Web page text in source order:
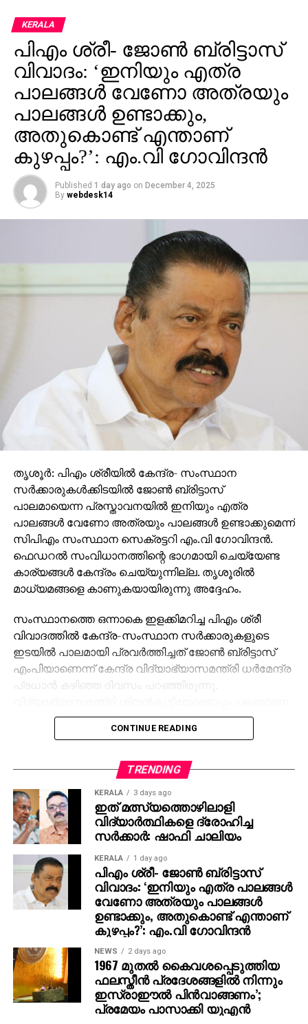
കൊല്ലപ്പെട്ടിരുന്നു. ഇതിനു പിന്നാലെ രണ്ടുമാസത്തെ
ഇടവേളയ്ക്കു ശേഷം വിജയ് പൊതുപരിപാടികളിൽ
സജീവമാകുന്നതിന്റെ ഭാഗമായാണ് പുതുച്ചേരിയിൽ
പൊതുയോഗം നടത്തുന്നത്.
KERALA
പിഎം ശ്രീ- ജോണ്‍ ബ്രിട്ടാസ്
വിവാദം: ‘ഇനിയും എത്ര
പാലങ്ങള്‍ വേണോ അത്രയും
പാലങ്ങള്‍ ഉണ്ടാക്കും,
അതുകൊണ്ട് എന്താണ്
കുഴപ്പം?’: എം.വി ഗോവിന്ദന്‍
Published 1 day ago on December 4, 2025
By webdesk14
തൃശൂർ: പിഎം ശ്രീയില്‍ കേന്ദ്ര- സംസ്ഥാന
സര്‍ക്കാരുകള്‍ക്കിടയില്‍ ജോണ്‍ ബ്രിട്ടാസ്
പാലമായെന്ന പ്രസ്താവനയില്‍ ഇനിയും എത്ര
പാലങ്ങള്‍ വേണോ അത്രയും പാലങ്ങള്‍ ഉണ്ടാക്കുമെന്ന്
സിപിഎം സംസ്ഥാന സെക്രട്ടറി എം.വി ഗോവിന്ദന്‍.
ഫെഡറല്‍ സംവിധാനത്തിന്റെ ഭാഗമായി ചെയ്യേണ്ട
കാര്യങ്ങള്‍ കേന്ദ്രം ചെയ്യുന്നില്ല. തൃശൂരില്‍
മാധ്യമങ്ങളെ കാണുകയായിരുന്നു അദ്ദേഹം.
സംസ്ഥാനത്തെ ഒന്നാകെ ഇളക്കിമറിച്ച പിഎം ശ്രീ
വിവാദത്തില്‍ കേന്ദ്ര-സംസ്ഥാന സര്‍ക്കാരുകളുടെ
ഇടയില്‍ പാലമായി പ്രവര്‍ത്തിച്ചത് ജോണ്‍ ബ്രിട്ടാസ്
എംപിയാണെന്ന് കേന്ദ്ര വിദ്യാഭ്യാസമന്ത്രി ധര്‍മേന്ദ്ര
പ്രധാന്‍ കഴിഞ്ഞ ദിവസം പറഞ്ഞിരുന്നു.
താന്‍ കേന്ദ്രമന്ത്രിയെ കാണാന്‍ പോയിട്ടുണ്ടെന്ന്
ബ്രിട്ടാസ് സമ്മതിക്കുകയും ചെയ്തിരുന്നു. ഇതിന്
പ്രതിഷേധവുമായി പ്രതിപക്ഷം രംഗത്തെത്തിയിരുന്നു.
ശബരിമല സ്വര്‍ണക്കൊള്ളയിലെ അന്വേഷണത്തെ
കുറിച്ചുള്ള ചോദ്യത്തിന് അന്വേഷണറിപ്പോര്‍ട്ട്
പുറത്തുവന്നാല്‍ തങ്ങള്‍ കടുത്ത നിലപാട്
എടുക്കുമെന്നായിരുന്നു ഗോവിന്ദന്റെ മറുപടി. ഒ.
രാജഗോപാലും സുരേഷ്‌ഗോപിയും ജയിച്ചത്
കോണ്‍ഗ്രസിന്റെ വോട്ട് കിട്ടിയിട്ടാണെന്നും നേമത്ത്
മത്സരിച്ചാല്‍ രാജീവ് ചന്ദ്രശേഖര്‍
തോറ്റുതുന്നംപാടുമെന്നും എം.വി ഗോവിന്ദന്‍
CONTINUE READING
TRENDING
KERALA 3 days ago
ഇത് മത്സ്യത്തൊഴിലാളി
വിദ്യാര്‍ത്ഥികളെ ദ്രോഹിച്ച
സര്‍ക്കാര്‍: ഷാഫി ചാലിയം
KERALA 1 day ago
പിഎം ശ്രീ- ജോണ്‍ ബ്രിട്ടാസ്
വിവാദം: ‘ഇനിയും എത്ര പാലങ്ങള്‍
വേണോ അത്രയും പാലങ്ങള്‍
ഉണ്ടാക്കും, അതുകൊണ്ട് എന്താണ്
കുഴപ്പം?’: എം.വി ഗോവിന്ദന്‍
NEWS 2 days ago
1967 മുതല്‍ കൈവശപ്പെടുത്തിയ
ഫലസ്തീന്‍ പ്രദേശങ്ങളില്‍ നിന്നും
ഇസ്രാഈല്‍ പിന്‍വാങ്ങണം’;
പ്രമേയം പാസാക്കി യുഎന്‍